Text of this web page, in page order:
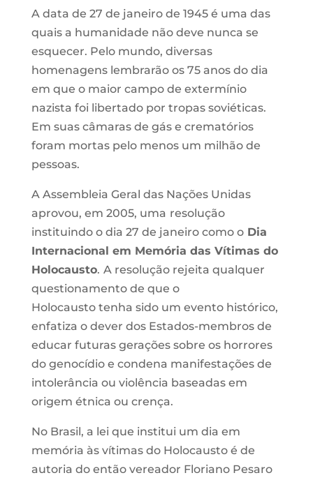
A data de 27 de janeiro de 1945 é uma das
quais a humanidade não deve nunca se
esquecer. Pelo mundo, diversas
homenagens lembrarão os 75 anos do dia
em que o maior campo de extermínio
nazista foi libertado por tropas soviéticas.
Em suas câmaras de gás e crematórios
foram mortas pelo menos um milhão de
pessoas.
A Assembleia Geral das Nações Unidas
aprovou, em 2005, uma resolução
instituindo o dia 27 de janeiro como o Dia
Internacional em Memória das Vítimas do
Holocausto. A resolução rejeita qualquer
questionamento de que o
Holocausto tenha sido um evento histórico,
enfatiza o dever dos Estados-membros de
educar futuras gerações sobre os horrores
do genocídio e condena manifestações de
intolerância ou violência baseadas em
origem étnica ou crença.
No Brasil, a lei que institui um dia em
memória às vítimas do Holocausto é de
autoria do então vereador Floriano Pesaro